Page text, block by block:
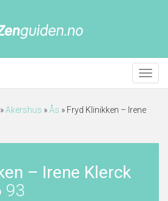
Meny
»Akershus »Ås » Fryd Klinikken – Irene
– Irene Klerck
93